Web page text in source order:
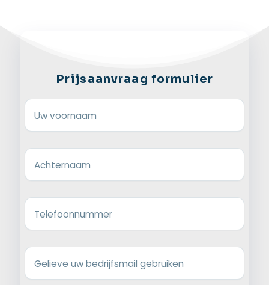
Prijsaanvraag formulier
Uw voornaam
Achternaam
Telefoonnummer
Gelieve uw bedrijfsmail gebruiken